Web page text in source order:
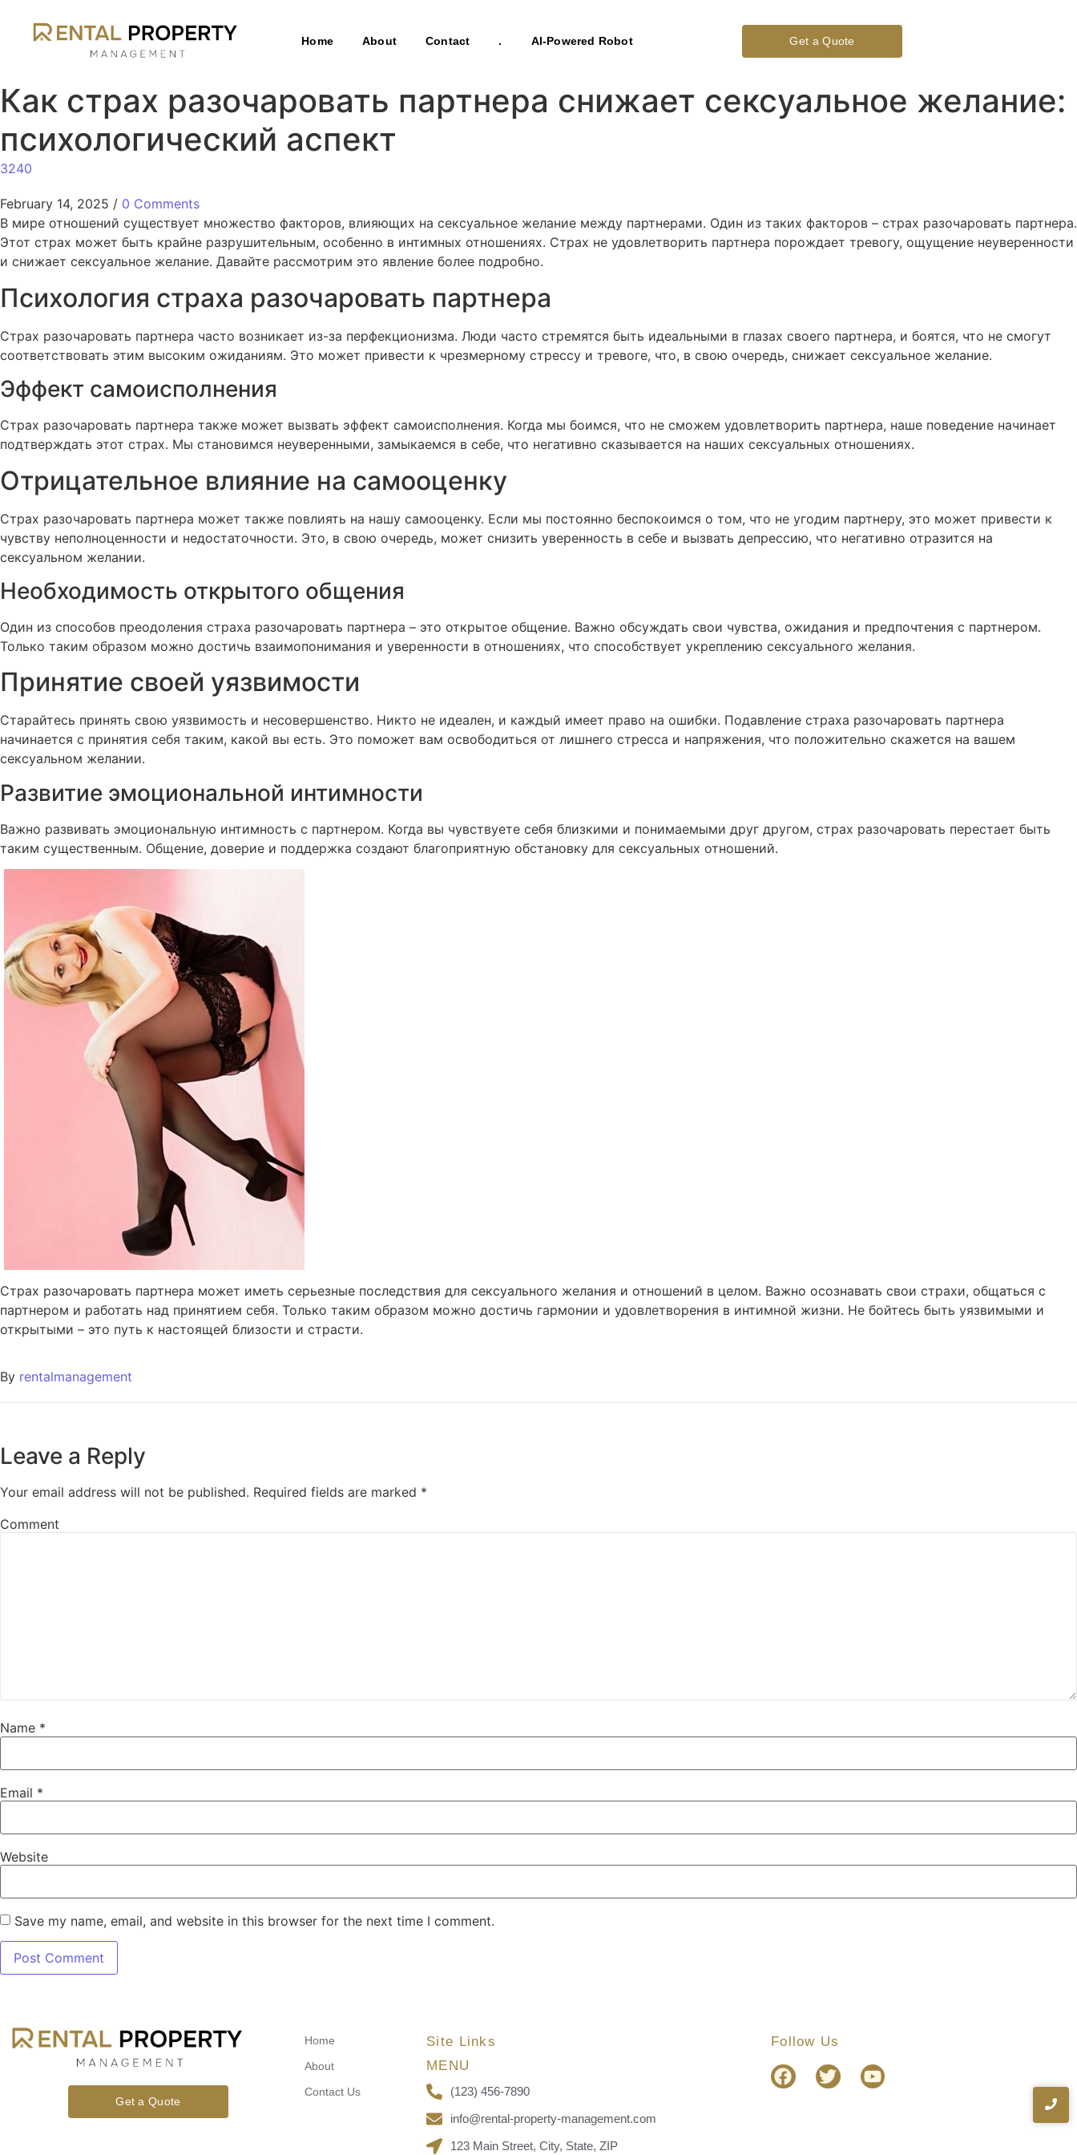
Home About Contact . AI-Powered Robot Get a Quote
Как страх разочаровать партнера снижает сексуальное желание:
психологический аспект
3240
February 14, 2025 / 0 Comments
В мире отношений существует множество факторов, влияющих на сексуальное желание между партнерами. Один из таких факторов – страх разочаровать партнера.
Этот страх может быть крайне разрушительным, особенно в интимных отношениях. Страх не удовлетворить партнера порождает тревогу, ощущение неуверенности
и снижает сексуальное желание. Давайте рассмотрим это явление более подробно.
Психология страха разочаровать партнера
Страх разочаровать партнера часто возникает из-за перфекционизма. Люди часто стремятся быть идеальными в глазах своего партнера, и боятся, что не смогут
соответствовать этим высоким ожиданиям. Это может привести к чрезмерному стрессу и тревоге, что, в свою очередь, снижает сексуальное желание.
Эффект самоисполнения
Страх разочаровать партнера также может вызвать эффект самоисполнения. Когда мы боимся, что не сможем удовлетворить партнера, наше поведение начинает
подтверждать этот страх. Мы становимся неуверенными, замыкаемся в себе, что негативно сказывается на наших сексуальных отношениях.
Отрицательное влияние на самооценку
Страх разочаровать партнера может также повлиять на нашу самооценку. Если мы постоянно беспокоимся о том, что не угодим партнеру, это может привести к
чувству неполноценности и недостаточности. Это, в свою очередь, может снизить уверенность в себе и вызвать депрессию, что негативно отразится на
сексуальном желании.
Необходимость открытого общения
Один из способов преодоления страха разочаровать партнера – это открытое общение. Важно обсуждать свои чувства, ожидания и предпочтения с партнером.
Только таким образом можно достичь взаимопонимания и уверенности в отношениях, что способствует укреплению сексуального желания.
Принятие своей уязвимости
Старайтесь принять свою уязвимость и несовершенство. Никто не идеален, и каждый имеет право на ошибки. Подавление страха разочаровать партнера
начинается с принятия себя таким, какой вы есть. Это поможет вам освободиться от лишнего стресса и напряжения, что положительно скажется на вашем
сексуальном желании.
Развитие эмоциональной интимности
Важно развивать эмоциональную интимность с партнером. Когда вы чувствуете себя близкими и понимаемыми друг другом, страх разочаровать перестает быть
таким существенным. Общение, доверие и поддержка создают благоприятную обстановку для сексуальных отношений.
Страх разочаровать партнера может иметь серьезные последствия для сексуального желания и отношений в целом. Важно осознавать свои страхи, общаться с
партнером и работать над принятием себя. Только таким образом можно достичь гармонии и удовлетворения в интимной жизни. Не бойтесь быть уязвимыми и
открытыми – это путь к настоящей близости и страсти.
By rentalmanagement
Leave a Reply
Your email address will not be published. Required fields are marked *
Comment
Name *
Email *
Website
Save my name, email, and website in this browser for the next time I comment.
Get a Quote
Home
About
Contact Us
Site Links
MENU
(123) 456-7890
info@rental-property-management.com
123 Main Street, City, State, ZIP
Follow Us